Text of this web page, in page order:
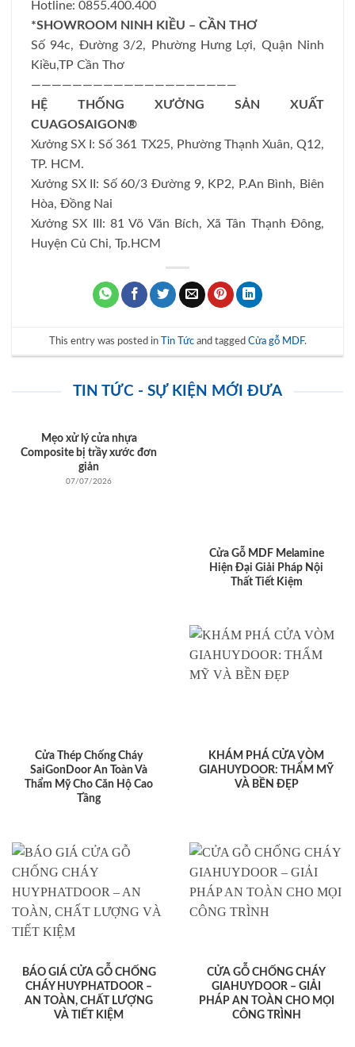
Hotline: 0855.400.400
*SHOWROOM NINH KIỀU – CẦN THƠ
Số 94c, Đường 3/2, Phường Hưng Lợi, Quận Ninh
Kiều,TP Cần Thơ
————————————————————
HỆ THỐNG XƯỞNG SẢN XUẤT
CUAGOSAIGON®
Xưởng SX I: Số 361 TX25, Phường Thạnh Xuân, Q12,
TP. HCM.
Xưởng SX II: Số 60/3 Đường 9, KP2, P.An Bình, Biên
Hòa, Đồng Nai
Xưởng SX III: 81 Võ Văn Bích, Xã Tân Thạnh Đông,
Huyện Củ Chi, Tp.HCM
This entry was posted in Tin Tứcand tagged Cửa gỗ MDF.
TIN TỨC - SỰ KIỆN MỚI ĐƯA
Mẹo xử lý cửa nhựa
Composite bị trầy xước đơn
giản
07/07/2026
Cửa Gỗ MDF Melamine
Hiện Đại Giải Pháp Nội
Thất Tiết Kiệm
Cửa Thép Chống Cháy
SaiGonDoor An Toàn Và
Thẩm Mỹ Cho Căn Hộ Cao
Tầng
KHÁM PHÁ CỬA VÒM
GIAHUYDOOR: THẨM MỸ
VÀ BỀN ĐẸP
BÁO GIÁ CỬA GỖ CHỐNG
CHÁY HUYPHATDOOR –
AN TOÀN, CHẤT LƯỢNG
VÀ TIẾT KIỆM
CỬA GỖ CHỐNG CHÁY
GIAHUYDOOR – GIẢI
PHÁP AN TOÀN CHO MỌI
CÔNG TRÌNH